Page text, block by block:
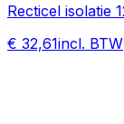
Recticel isolatie
€ 32,61incl. BTW